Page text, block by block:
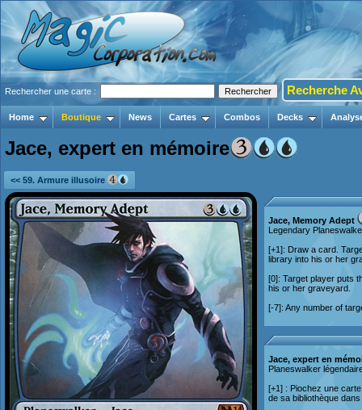
Rechercher une carte : Recherche
Home Boutique News Cartes Combos Decks
Jace, expert en mémoire
<< 59. Armure illusoire
Jace, Memory Adept
Legendary
[+1]: Draw a card.
library into his or her
[0]: Target player puts
his or her graveyard.
[-7]: Any number of
Jace, expert en
Planeswalker
[+1] : Piochez une
de sa bibliothèque